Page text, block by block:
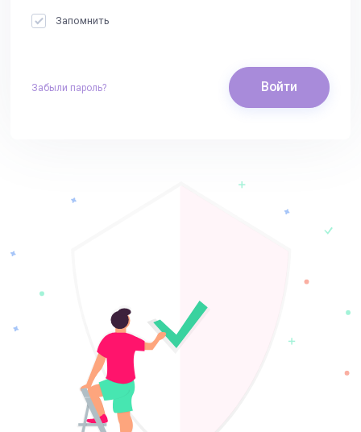
Запомнить
Забыли пароль? Войти